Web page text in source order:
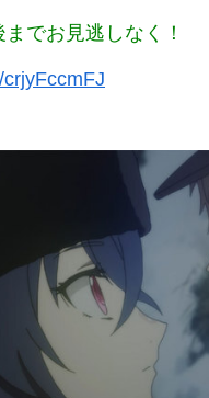
でお見逃しなく！